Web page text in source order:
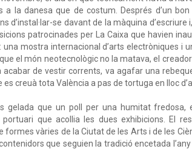
a la danesa que de costum. Després d’un
d’instal·lar-se davant de la màquina
patrocinades per La Caixa que havien
una mostra internacional d’arts electròniques i
el món neotecnològic no la matava, el
acabar de vestir corrents, va agafar una
creuà tota València a pas de tortuga en lloc
gelada que un poll per una humitat fredosa,
portuari que acollia les dues exhibicions. El
formes vàries de la Ciutat de les Arts i de les
que seguien la tradició encetada